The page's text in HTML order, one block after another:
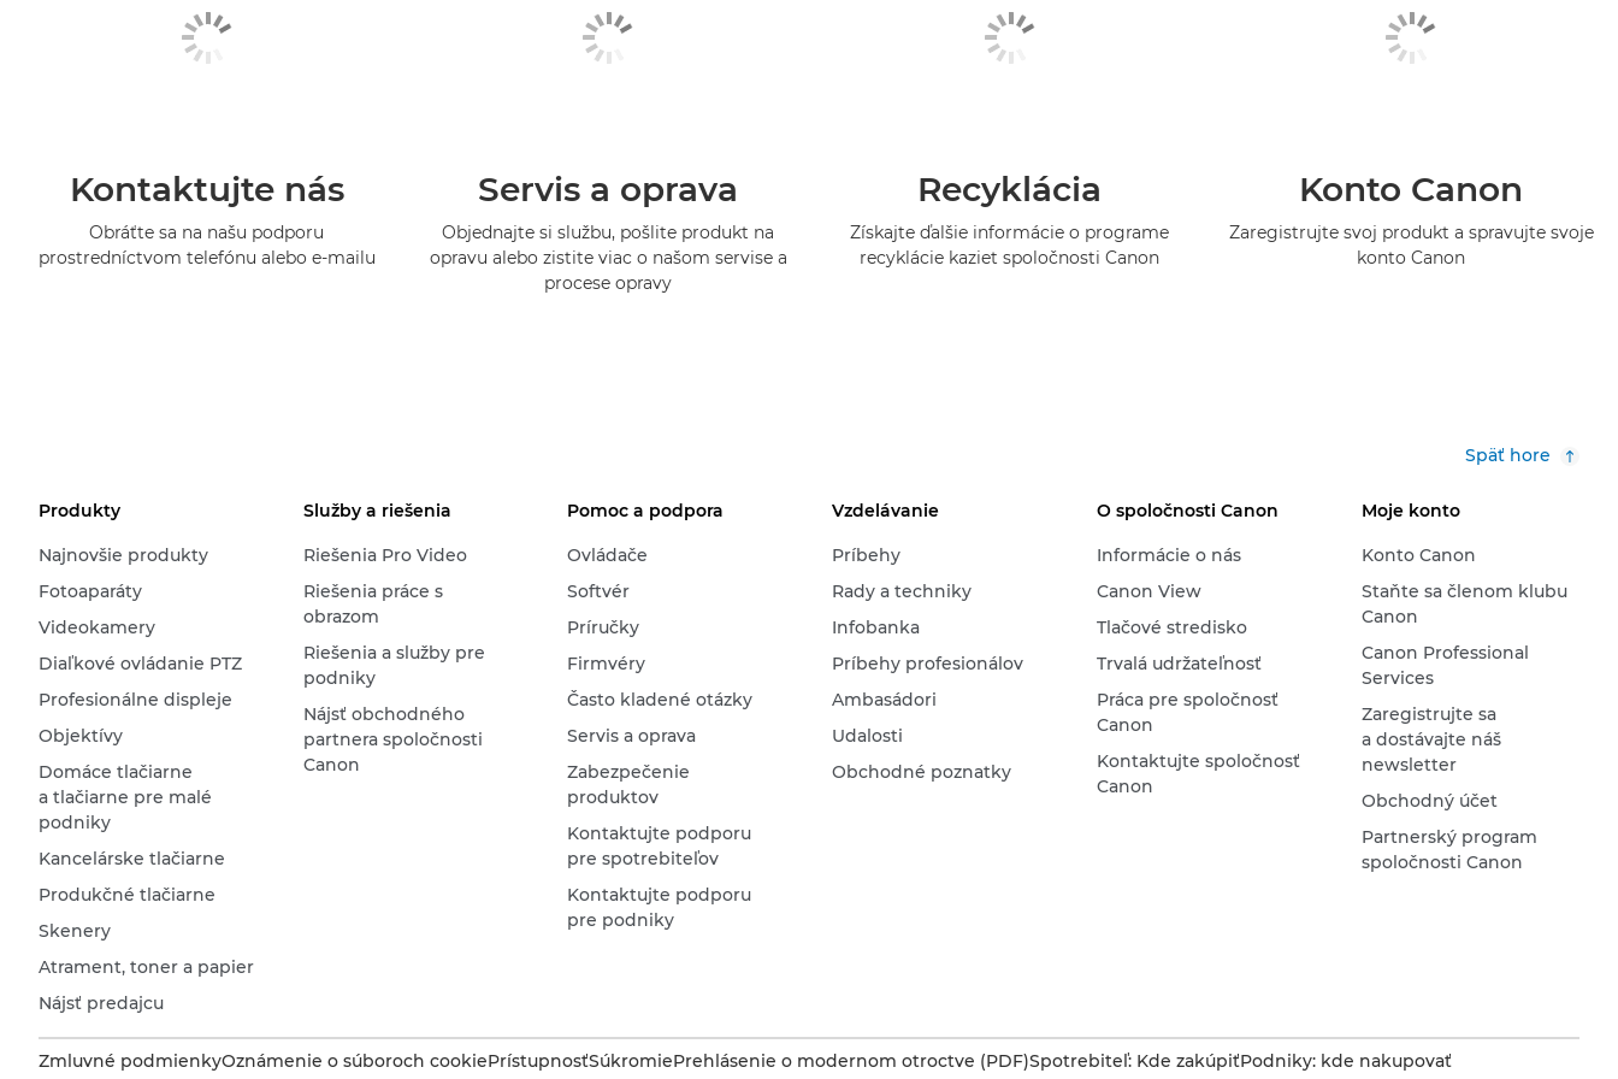
Kontaktujte nás
Obráťte sa na našu podporu
prostredníctvom telefónu alebo e-mailu
Servis a oprava
Objednajte si službu, pošlite produkt na
opravu alebo zistite viac o našom servise a
procese opravy
Recyklácia
Získajte ďalšie informácie o programe
recyklácie kaziet spoločnosti Canon
Konto Canon
Zaregistrujte svoj produkt a spravujte svoje
konto Canon
Späť hore
Produkty
Najnovšie produkty
Fotoaparáty
Videokamery
Diaľkové ovládanie PTZ
Profesionálne displeje
Objektívy
Domáce tlačiarne
a tlačiarne pre malé
podniky
Kancelárske tlačiarne
Produkčné tlačiarne
Skenery
Atrament, toner a papier
Nájsť predajcu
Služby a riešenia
Riešenia Pro Video
Riešenia práce s
obrazom
Riešenia a služby pre
podniky
Nájsť obchodného
partnera spoločnosti
Canon
Pomoc a podpora
Ovládače
Softvér
Príručky
Firmvéry
Často kladené otázky
Servis a oprava
Zabezpečenie
produktov
Kontaktujte podporu
pre spotrebiteľov
Kontaktujte podporu
pre podniky
Vzdelávanie
Príbehy
Rady a techniky
Infobanka
Príbehy profesionálov
Ambasádori
Udalosti
Obchodné poznatky
O spoločnosti Canon
Informácie o nás
Canon View
Tlačové stredisko
Trvalá udržateľnosť
Práca pre spoločnosť
Canon
Kontaktujte spoločnosť
Canon
Moje konto
Konto Canon
Staňte sa členom klubu
Canon
Canon Professional
Services
Zaregistrujte sa
a dostávajte náš
newsletter
Obchodný účet
Partnerský program
spoločnosti Canon
Zmluvné podmienkyOznámenie o súboroch cookiePrístupnosťSúkromiePrehlásenie o modernom otroctve (PDF)Spotrebiteľ: Kde zakúpiťPodniky: kde nakupovať